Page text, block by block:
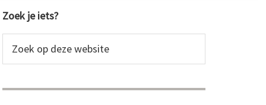
Primaire
Sidebar
Zoek je iets?
op
website